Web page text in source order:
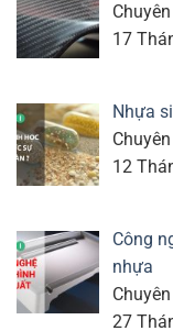
17
Nhựa
12
Công
nhựa
27